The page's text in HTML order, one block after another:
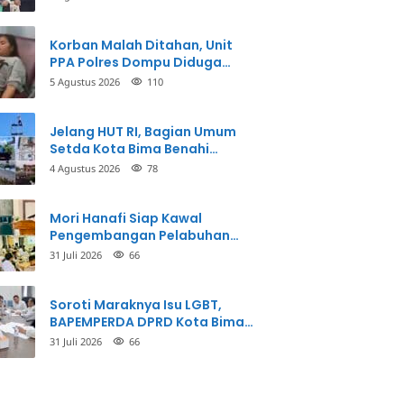
Korban Malah Ditahan, Unit
PPA Polres Dompu Diduga
Balikkan Fakta Kasus
5 Agustus 2026 110
Jelang HUT RI, Bagian Umum
Setda Kota Bima Benahi
Kantor Pemkot
4 Agustus 2026 78
Mori Hanafi Siap Kawal
Pengembangan Pelabuhan
Bima, KSOP Usulkan Tambahan
31 Juli 2026 66
Soroti Maraknya Isu LGBT,
BAPEMPERDA DPRD Kota Bima
Mulai Bahas Rancangan Perda
31 Juli 2026 66